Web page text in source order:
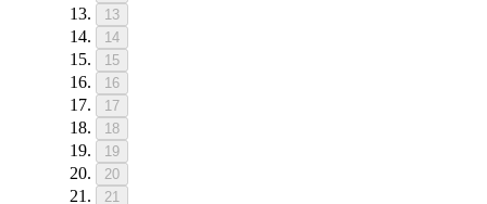
13
14
15
16
17
18
19
20
21